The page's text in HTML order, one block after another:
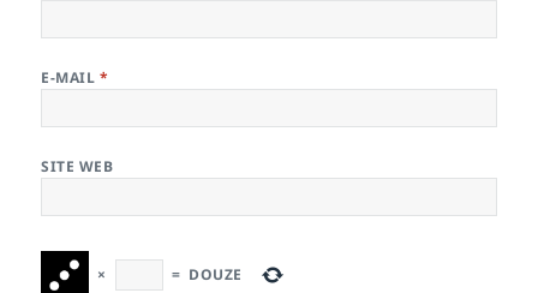
E-MAIL *
SITE WEB
× = DOUZE